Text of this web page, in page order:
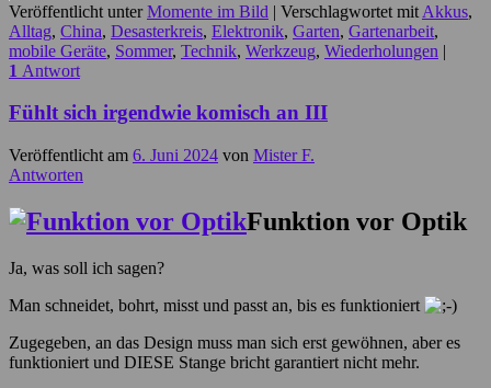
Veröffentlicht unter Momente im Bild | Verschlagwortet mit Akkus,
Alltag, China, Desasterkreis, Elektronik, Garten, Gartenarbeit,
mobile Geräte, Sommer, Technik, Werkzeug, Wiederholungen |
1 Antwort
Fühlt sich irgendwie komisch an III
Veröffentlicht am 6. Juni 2024 von Mister F.
Antworten
Funktion vor Optik
Ja, was soll ich sagen?
Man schneidet, bohrt, misst und passt an, bis es funktioniert
Zugegeben, an das Design muss man sich erst gewöhnen, aber es
funktioniert und DIESE Stange bricht garantiert nicht mehr.